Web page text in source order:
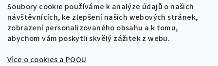
Soubory cookie používáme k analýze údajů o našich
návštěvnících, ke zlepšení našich webových stránek,
zobrazení personalizovaného obsahu a k tomu,
abychom vám poskytli skvělý zážitek z webu.
Více o cookies a POOU
+420 604 485 792
info@supernoty.cz
V pracovních dnech od 8:00 do 17:00
🎸 Naladíme tě na nové zpěvníky!
Získej tipy, novinky a 10 % slevuna první
objednávku.